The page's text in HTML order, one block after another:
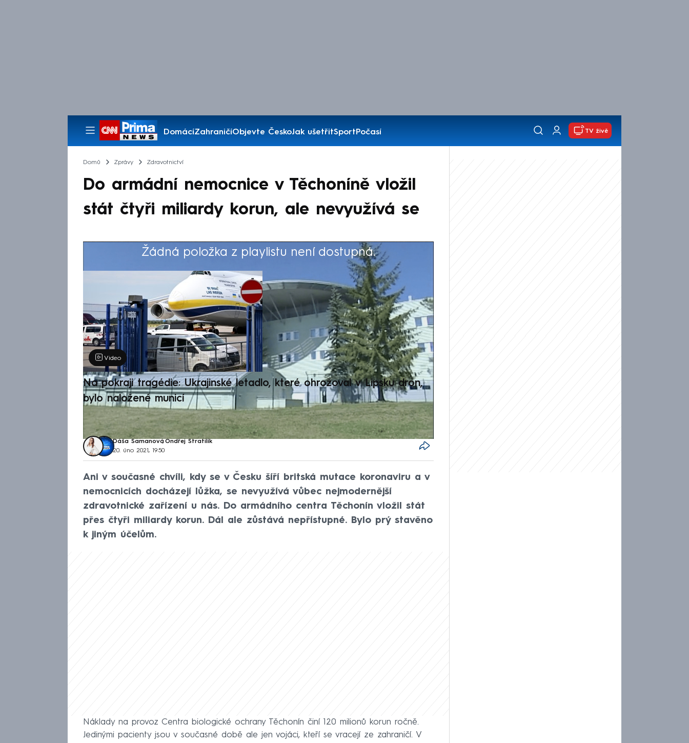
DomácíZahraničíObjevte ČeskoJak ušetřitSportPočasí
Pořady
TV živě
Domů Zprávy Zdravotnictví
Do armádní nemocnice v Těchoníně vložil
stát čtyři miliardy korun, ale nevyužívá se
Žádná položka z playlistu není dostupná.
Výběr redakce
Video
Na pokraji tragédie: Ukrajinské letadlo, které ohrožoval v Lipsku dron,
bylo naložené municí
Dáša Šamanová, Ondřej Stratilík
20. úno 2021, 19:50
Ani v současné chvíli, kdy se v Česku šíří britská mutace koronaviru a v
nemocnicích docházejí lůžka, se nevyužívá vůbec nejmodernější
zdravotnické zařízení u nás. Do armádního centra Těchonín vložil stát
přes čtyři miliardy korun. Dál ale zůstává nepřístupné. Bylo prý stavěno
k jiným účelům.
Náklady na provoz Centra biologické ochrany Těchonín činí 120 milionů korun ročně.
Jedinými pacienty jsou v současné době ale jen vojáci, kteří se vracejí ze zahraničí. V